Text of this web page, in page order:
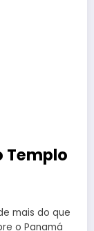
Templo
mais do que
o Panamá